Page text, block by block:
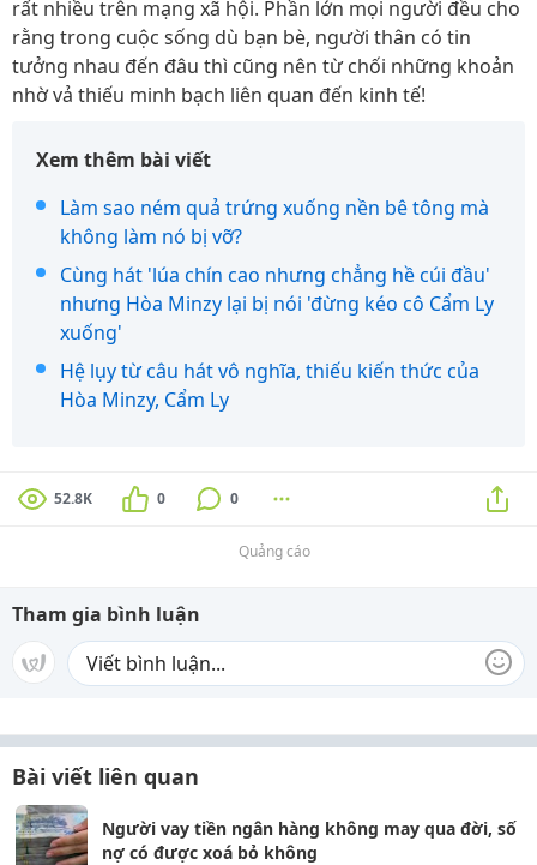
rất nhiều trên mạng xã hội. Phần lớn mọi người đều cho
rằng trong cuộc sống dù bạn bè, người thân có tin
tưởng nhau đến đâu thì cũng nên từ chối những khoản
nhờ vả thiếu minh bạch liên quan đến kinh tế!
Xem thêm bài viết
Làm sao ném quả trứng xuống nền bê tông mà
không làm nó bị vỡ?
Cùng hát 'lúa chín cao nhưng chẳng hề cúi đầu'
nhưng Hòa Minzy lại bị nói 'đừng kéo cô Cẩm Ly
xuống'
Hệ lụy từ câu hát vô nghĩa, thiếu kiến thức của
Hòa Minzy, Cẩm Ly
52.8K 0 0
Quảng cáo
Tham gia bình luận
Bài viết liên quan
Người vay tiền ngân hàng không may qua đời, số
nợ có được xoá bỏ không